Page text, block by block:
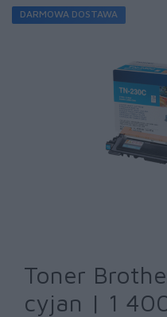
DARMOWA DOSTAWA
Toner
cyjan | 1